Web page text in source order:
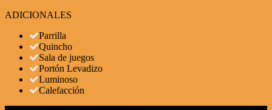
ADICIONALES
Parrilla
Quincho
Sala de juegos
Portón Levadizo
Luminoso
Calefacción